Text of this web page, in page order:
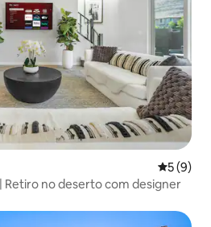
5 de
5 (9)
Retiro no deserto com designer